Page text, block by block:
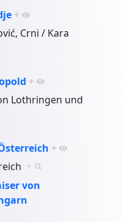
+
Crni / Kara
+
Lothringen und
+
+
von